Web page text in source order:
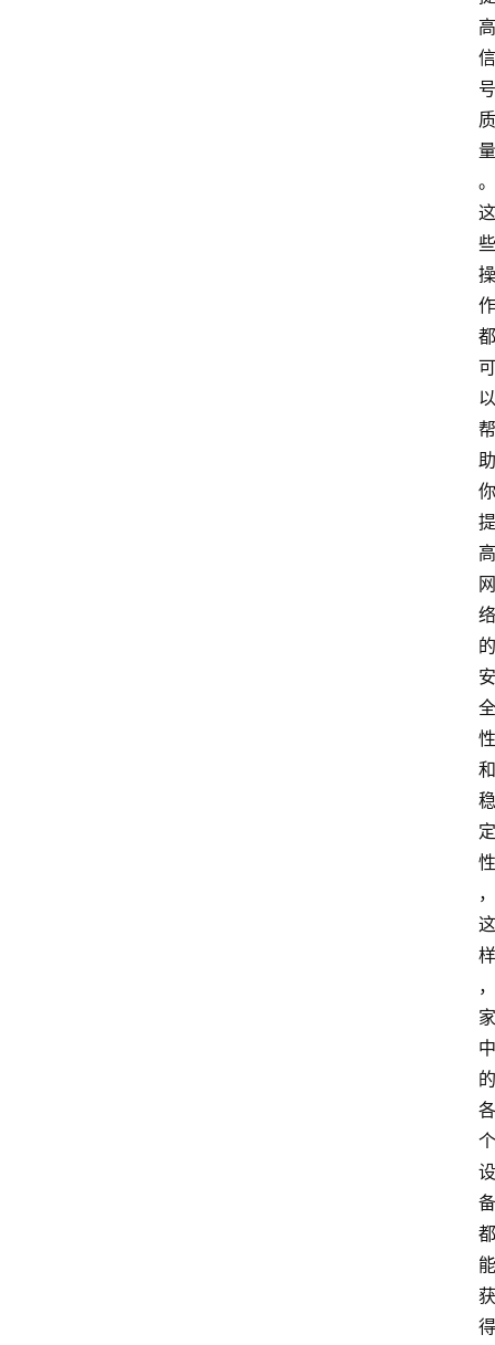
高
信
号
质
量
。
这
些
操
作
都
可
以
帮
助
你
提
高
网
络
的
安
全
性
和
稳
定
性
，
这
样
，
家
中
的
各
个
设
备
都
能
获
得